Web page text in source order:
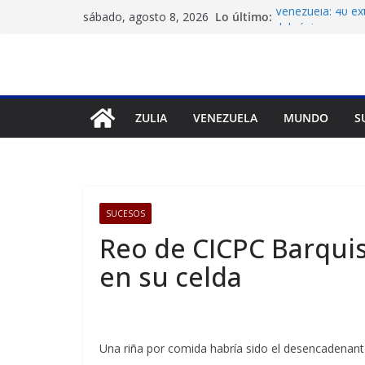
sábado, agosto 8, 2026 Lo último: Venezuela: 40
Venezuela
Vente
ZULIA VENEZUELA MUNDO
SUCESOS
Reo de CICPC
en su celda
Una riña por comida habría sido el